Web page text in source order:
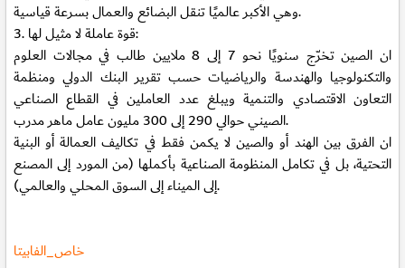
وهي الأكبر عالميًا تنقل البضائع والعمال بسرعة قياسية.
3. قوة عاملة لا مثيل لها:
ان الصين تخرّج سنويًا نحو 7 إلى 8 ملايين طالب في مجالات العلوم
والتكنولوجيا والهندسة والرياضيات حسب تقرير البنك الدولي ومنظمة
التعاون الاقتصادي والتنمية ويبلغ عدد العاملين في القطاع الصناعي
الصيني حوالي 290 إلى 300 مليون عامل ماهر مدرب.
ان الفرق بين الهند أو والصين لا يكمن فقط في تكاليف العمالة أو البنية
التحتية، بل في تكامل المنظومة الصناعية بأكملها (من المورد إلى المصنع
إلى الميناء إلى السوق المحلي والعالمي).
خاص_الفابيتا